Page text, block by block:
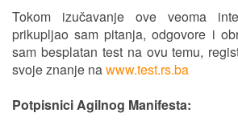
Tokom izučavanje ove veoma
prikupljao sam pitanja, odgovore i
sam besplatan test na ovu temu,
svoje znanje nawww.test.rs.ba
Potpisnici Agilnog Manifesta: